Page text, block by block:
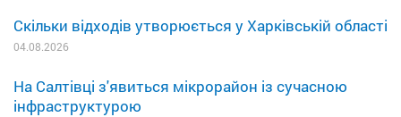
Скільки відходів утворюється у Харківській області
04.08.2026
На Салтівці з'явиться мікрорайон із сучасною
інфраструктурою